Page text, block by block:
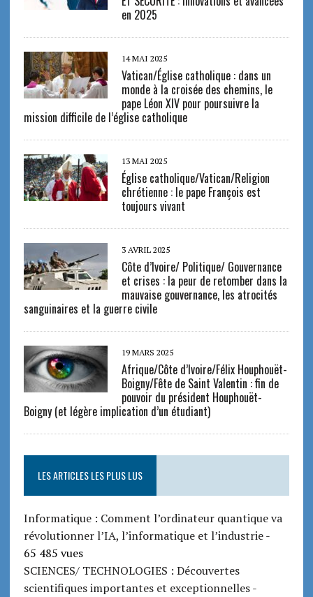
en 2025
14 MAI 2025
Vatican/Église catholique : dans un
monde à la croisée des chemins, le
pape Léon XIV pour poursuivre la
mission difficile de l’église catholique
13 MAI 2025
Église catholique/Vatican/Religion
chrétienne : le pape François est
toujours vivant
3 AVRIL 2025
Côte d’Ivoire/ Politique/ Gouvernance
et crises : la peur de retomber dans la
mauvaise gouvernance, les atrocités
sanguinaires et la guerre civile
19 MARS 2025
Afrique/Côte d’Ivoire/Félix Houphouët-
Boigny/Fête de Saint Valentin : fin de
pouvoir du président Houphouët-
Boigny (et légère implication d’un étudiant)
LES ARTICLES LES PLUS LUS
Informatique : Comment l’ordinateur quantique va
révolutionner l’IA, l’informatique et l’industrie-
65 485 vues
SCIENCES/ TECHNOLOGIES : Découvertes
scientifiques importantes et exceptionnelles-